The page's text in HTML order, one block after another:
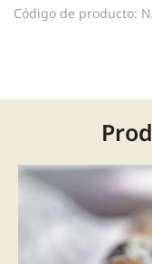
Código de producto: